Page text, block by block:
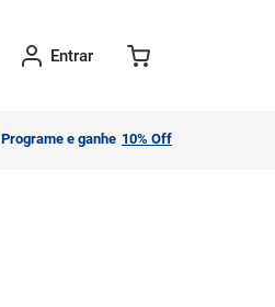
Entrar
Programe e ganhe 10% Off